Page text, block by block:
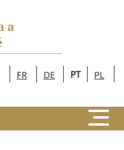
FR DE PT PL